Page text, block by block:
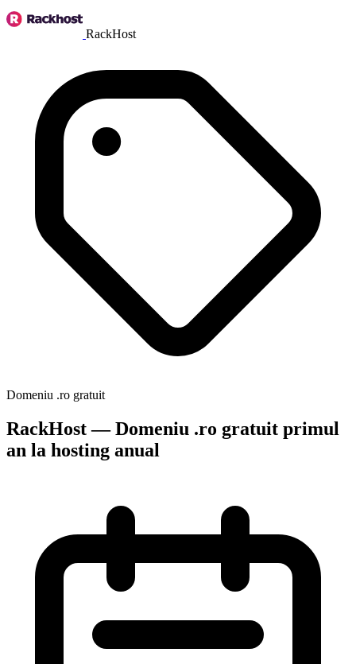
RackHost
Domeniu .ro gratuit
RackHost — Domeniu .ro gratuit primul
an la hosting anual